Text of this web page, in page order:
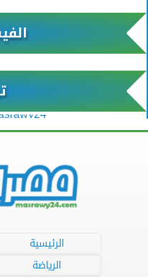
الرئيسية
الرياضة